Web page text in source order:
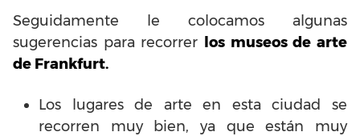
Seguidamente le colocamos algunas
sugerencias para recorrer
los museos de arte
de Frankfurt.
Los lugares de arte en esta ciudad se
recorren muy bien, ya que están muy